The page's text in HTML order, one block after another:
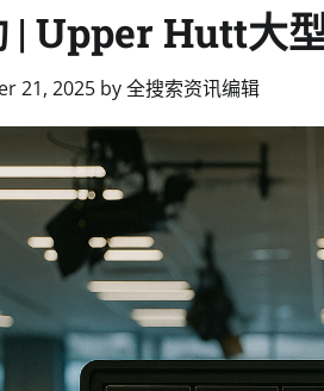
| Upper Hutt大
21, 2025 by全搜索资讯编辑